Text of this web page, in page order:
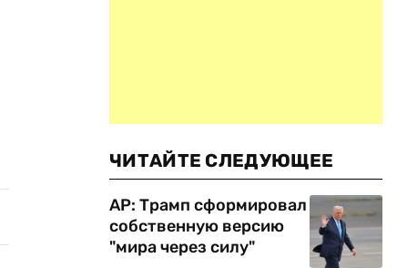
ЧИТАЙТЕ СЛЕДУЮЩЕЕ
AP: Трамп сформировал
собственную версию
"мира через силу"